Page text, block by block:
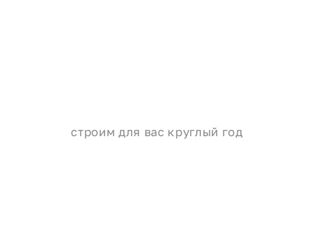
строим для вас круглый год